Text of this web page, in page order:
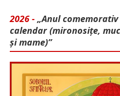
2026 - „Anul
calendar (mironosițe,
și mame)”